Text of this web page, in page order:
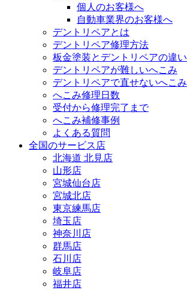
個人のお客様へ
自動車業界のお客様へ
デントリペアとは
デントリペア修理方法
板金塗装とデントリペアの違い
デントリペアが難しいへこみ
デントリペアで直せないへこみ
へこみ修理日数
受付から修理完了まで
へこみ補修事例
よくある質問
全国のサービス店
北海道 北見店
山形店
宮城仙台店
宮城北店
東京練馬店
埼玉店
神奈川店
群馬店
石川店
岐阜店
福井店